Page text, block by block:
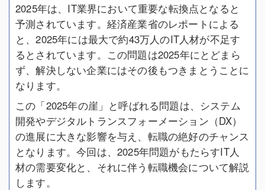
2025年は、IT業界において重要な転換点となると
予測されています。経済産業省のレポートによる
と、2025年には最大で約43万人のIT人材が不足す
るとされています。この問題は2025年にとどまら
ず、解決しない企業にはその後もつきまとうことに
なります。
この「2025年の崖」と呼ばれる問題は、システム
開発やデジタルトランスフォーメーション（DX）
の進展に大きな影響を与え、転職の絶好のチャンス
となります。今回は、2025年問題がもたらすIT人
材の需要変化と、それに伴う転職機会について解説
します。